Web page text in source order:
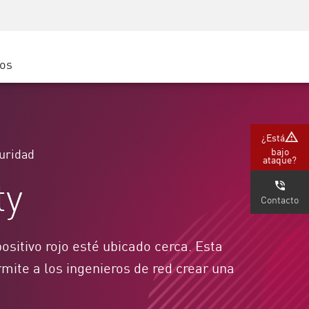
rojo esté ubicado cerca. Esta
a los ingenieros de red crear una
¿Está
bajo
ataque?
Contacto